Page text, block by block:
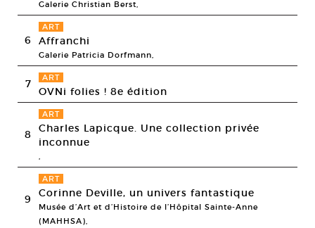
Galerie Christian Berst,
6
ART
Affranchi
Galerie Patricia Dorfmann,
7 ART
OVNi folies ! 8e édition
8
ART
Charles Lapicque. Une collection privée
inconnue
,
9
ART
Corinne Deville, un univers fantastique
Musée d’Art et d’Histoire de l’Hôpital Sainte-Anne
(MAHHSA),